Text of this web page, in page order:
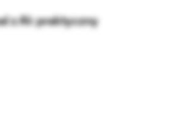
z AI: praktyczny